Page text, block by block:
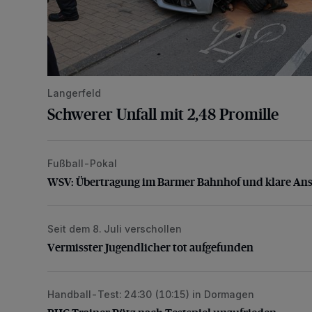
Langerfeld
Schwerer Unfall mit 2,48 Promille
WSV: Übertragung im Barmer Bahnhof und klare
Fußball-Pokal
WSV: Übertragung im Barmer Bahnhof und klare
Vermisster Jugendlicher tot aufgefunden
Seit dem 8. Juli verschollen
Vermisster Jugendlicher tot aufgefunden
BHC-Trainer Pütz nach Testspiel unzufrieden
Handball-Test: 24:30 (10:15) in Dormagen